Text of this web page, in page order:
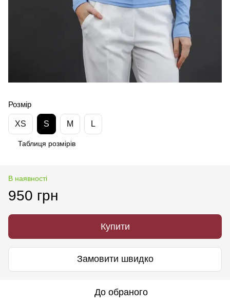
Розмір
XS S M L
Таблиця розмірів
В наявності
950 грн
Купити
Замовити швидко
До обраного